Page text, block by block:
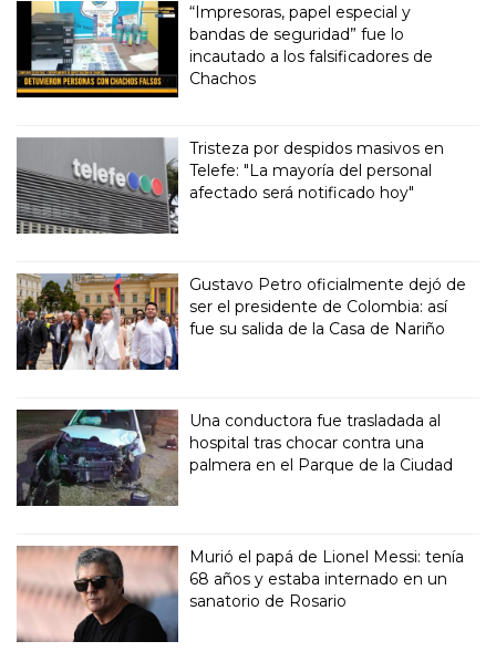
“Impresoras, papel especial y
bandas de seguridad” fue lo
incautado a los falsificadores de
Chachos
Tristeza por despidos masivos en
Telefe: "La mayoría del personal
afectado será notificado hoy"
Gustavo Petro oficialmente dejó de
ser el presidente de Colombia: así
fue su salida de la Casa de Nariño
Una conductora fue trasladada al
hospital tras chocar contra una
palmera en el Parque de la Ciudad
Murió el papá de Lionel Messi: tenía
68 años y estaba internado en un
sanatorio de Rosario